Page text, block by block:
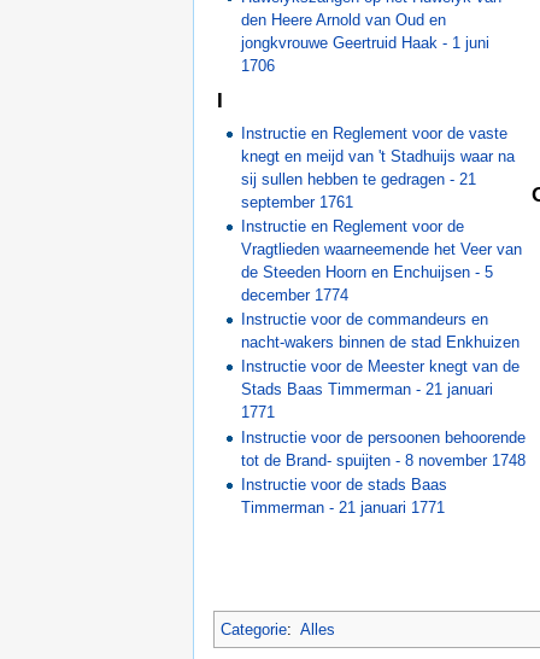
den Heere Arnold van Oud en
jongkvrouwe Geertruid Haak - 1 juni
1706
I
Instructie en Reglement voor de vaste
knegt en meijd van 't Stadhuijs waar na
sij sullen hebben te gedragen - 21
september 1761
Instructie en Reglement voor de
Vragtlieden waarneemende het Veer van
de Steeden Hoorn en Enchuijsen - 5
december 1774
Instructie voor de commandeurs en
nacht-wakers binnen de stad Enkhuizen
Instructie voor de Meester knegt van de
Stads Baas Timmerman - 21 januari
1771
Instructie voor de persoonen behoorende
tot de Brand- spuijten - 8 november 1748
Instructie voor de stads Baas
Timmerman - 21 januari 1771
Categorie: Alles